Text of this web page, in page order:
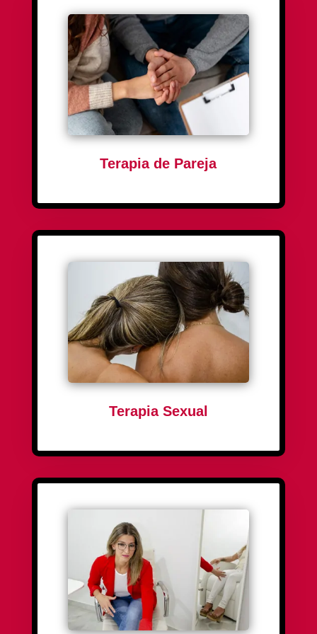
Terapia de Pareja
Terapia de Pareja
Se abordan conflictos en un espacio seguro, se
mejora la comunicación y se fortalece la relación.
Se busca promover la comprensión mutua y el
crecimiento emocional.
Terapia Sexual
Terapia Sexual
Se afrontan problemas relacionados con la
sexualidad en un espacio confidencial, se mejora
la intimidad en las relaciones y se explora la
sexualidad de forma saludable y respetuosa.
¡MÁS INFO!
Se accede al subconsciente de la persona y se
promueven cambios positivos en su mente y su
comportamiento. Se tratan problemas como el
estrés, la ansiedad, los hábitos no deseados y las
fobias, entre otros.